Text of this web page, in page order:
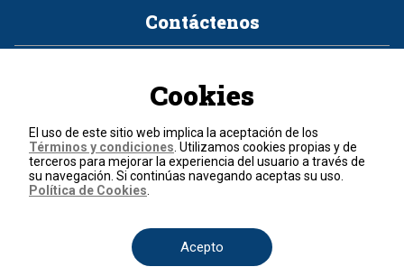
Contáctenos
Política de cookies
Términos y condiciones
© 2026, RCN Medios.
Todos los derechos reservados.
Cookies
El uso de este sitio web implica la aceptación de los
Términos y condiciones . Utilizamos cookies propias y de
terceros para mejorar la experiencia del usuario a través de
su navegación. Si continúas navegando aceptas su uso.
Política de Cookies
Acepto